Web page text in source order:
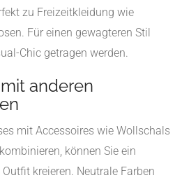
zu Freizeitkleidung wie
Für einen gewagteren Stil
Chic getragen werden.
anderen
mit Accessoires wie Wollschals
können Sie ein
kreieren. Neutrale Farben